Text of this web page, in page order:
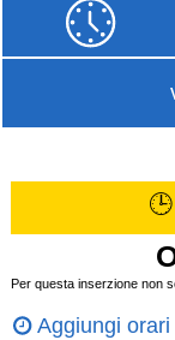
Per questa inserzione non
Aggiungi